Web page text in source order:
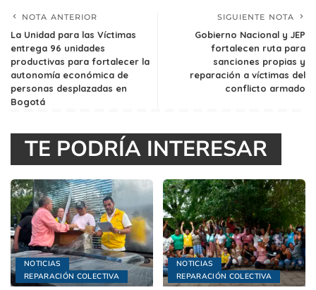
NOTA ANTERIOR
La Unidad para las Víctimas
entrega 96 unidades
productivas para fortalecer la
autonomía económica de
personas desplazadas en
Bogotá
SIGUIENTE NOTA
Gobierno Nacional y JEP
fortalecen ruta para
sanciones propias y
reparación a víctimas del
conflicto armado
TE PODRÍA INTERESAR
NOTICIAS
REPARACIÓN COLECTIVA
NOTICIAS
REPARACIÓN COLECTIVA